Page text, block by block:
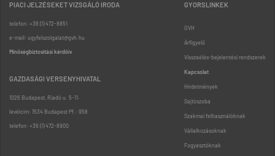
PIACI JELZÉSEKET VIZSGÁLÓ IRODA
telefon: +36 (1) 472-8851
e-mail: ugyfelszolgalat@gvh.hu
Minőségbiztosítási kérdőív
GAZDASÁGI VERSENYHIVATAL
1026 Budapest, Riadó u. 5-11.
levélcím: 1534 Budapest Pf.: 958
telefon: +36 (1) 472-8900
GYORSLINKEK
GVH
Árfigyelő
Visszaélés-bejelentési rendszerek
Kapcsolat
Hirdetmények
Sajtószoba
Szakmai felhasználóknak
Vállalkozásoknak
Fogyasztóknak